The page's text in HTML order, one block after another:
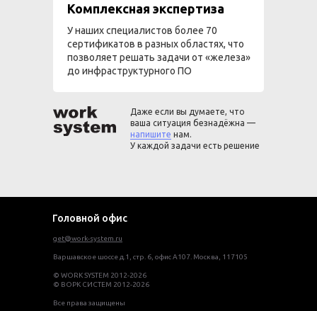
Комплексная экспертиза
У наших специалистов более 70
сертификатов в разных областях, что
позволяет решать задачи от «железа»
до инфраструктурного ПО
Даже если вы думаете, что
ваша ситуация безнадёжна —
напишите нам.
У каждой задачи есть решение
get@work-system.ru
Варшавское шоссе д.1, стр. 6, офис А107. Москва, 117105
© WORK SYSTEM 2012-2026
© ВОРК СИСТЕМ 2012-2026
Все права защищены
Головной офис